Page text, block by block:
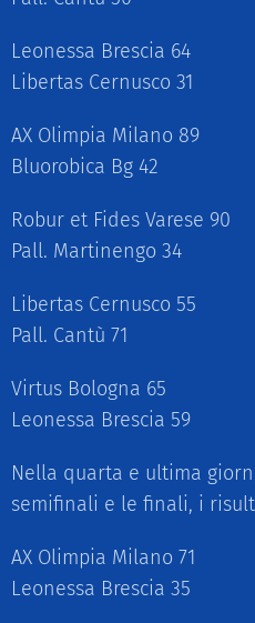
Leonessa Brescia 64
Libertas Cernusco 31
AX Olimpia Milano 89
Bluorobica Bg 42
Robur et Fides Varese 90
Pall. Martinengo 34
Libertas Cernusco 55
Pall. Cantù 71
Virtus Bologna 65
Leonessa Brescia 59
Nella quarta e ultima
semifinali e le finali, i
AX Olimpia Milano 71
Leonessa Brescia 35